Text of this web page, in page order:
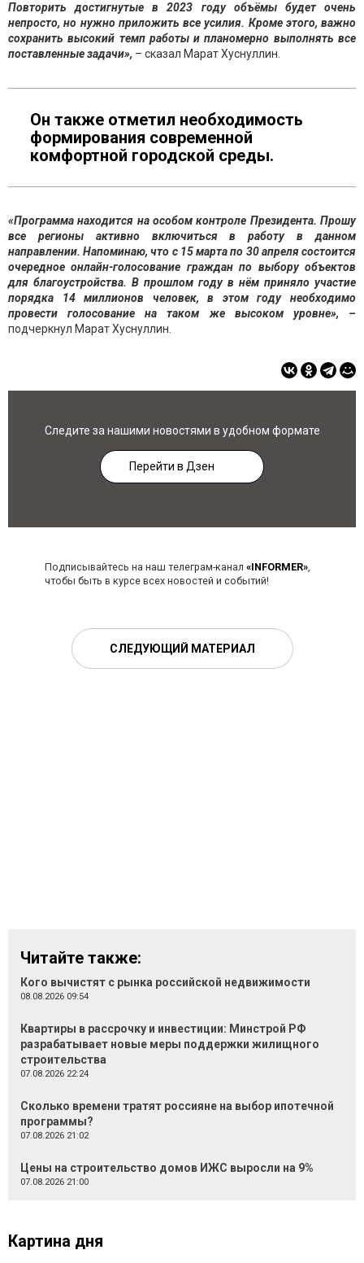
Повторить достигнутые в 2023 году объёмы будет очень
непросто, но нужно приложить все усилия. Кроме этого, важно
сохранить высокий темп работы и планомерно выполнять все
поставленные задачи», – сказал Марат Хуснуллин.
Он также отметил необходимость
формирования современной
комфортной городской среды.
«Программа находится на особом контроле Президента. Прошу
все регионы активно включиться в работу в данном
направлении. Напоминаю, что с 15 марта по 30 апреля состоится
очередное онлайн-голосование граждан по выбору объектов
для благоустройства. В прошлом году в нём приняло участие
порядка 14 миллионов человек, в этом году необходимо
провести голосование на таком же высоком уровне», –
подчеркнул Марат Хуснуллин.
Следите за нашими новостями в удобном формате
Перейти в Дзен
Подписывайтесь на наш телеграм-канал «INFORMER»,
чтобы быть в курсе всех новостей и событий!
СЛЕДУЮЩИЙ МАТЕРИАЛ
Читайте также:
Кого вычистят с рынка российской недвижимости
08.08.2026 09:54
Квартиры в рассрочку и инвестиции: Минстрой РФ
разрабатывает новые меры поддержки жилищного
строительства
07.08.2026 22:24
Сколько времени тратят россияне на выбор ипотечной
программы?
07.08.2026 21:02
Цены на строительство домов ИЖС выросли на 9%
07.08.2026 21:00
Картина дня